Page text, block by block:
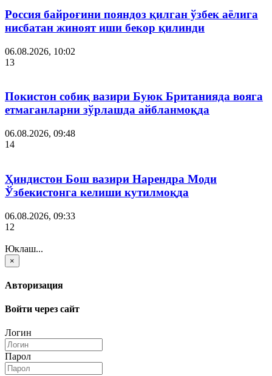
Россия байроғини пояндоз қилган ўзбек аёлига
нисбатан жиноят иши бекор қилинди
06.08.2026, 10:02
13
Покистон собиқ вазири Буюк Британияда вояга
етмаганларни зўрлашда айбланмоқда
06.08.2026, 09:48
14
Ҳиндистон Бош вазири Нарендра Моди
Ўзбекистонга келиши кутилмоқда
06.08.2026, 09:33
12
Юклаш...
×
Авторизация
Войти через сайт
Логин
Парол